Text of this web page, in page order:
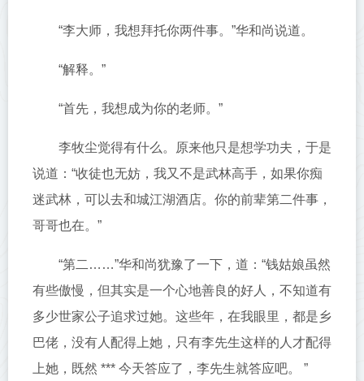
“李大师，我想拜托你两件事。”华和尚说道。
“解释。”
“首先，我想成为你的老师。”
李牧尘觉得有什么。原来他只是想学功夫，于是
说道：“收徒也无妨，我又不是武林高手，如果你痴
迷武林，可以去和城江湖酒店。你的前辈第二件事，
哥哥也在。”
“第二……”华和尚犹豫了一下，道：“钱姑娘虽然
有些傲慢，但其实是一个心地善良的好人，不知道有
多少世家公子追求过她。这些年，在我眼里，都是乡
巴佬，没有人配得上她，只有李先生这样的人才配得
上她，既然 *** 今天答应了，李先生就答应吧。 ”